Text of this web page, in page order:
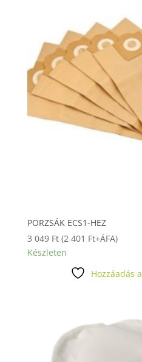
PORZSÁK ECS1-HEZ
3 049 Ft (2 401 Ft+ÁFA)
Készleten
Hozzáadás